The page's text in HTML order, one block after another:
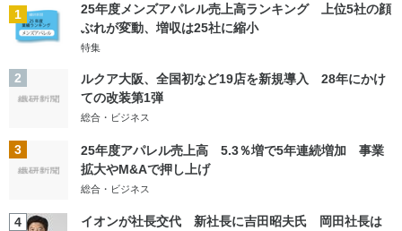
1
25年度メンズアパレル売上高ランキング 上位5社の顔
ぶれが変動、増収は25社に縮小
特集
2
ルクア大阪、全国初など19店を新規導入 28年にかけ
ての改装第1弾
総合・ビジネス
3
25年度アパレル売上高 5.3％増で5年連続増加 事業
拡大やM&Aで押し上げ
総合・ビジネス
4
イオンが社長交代 新社長に吉田昭夫氏 岡田社長は